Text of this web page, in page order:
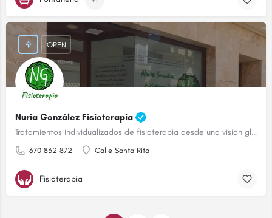
Nuria González Fisioterapia
Tratamientos individualizados de fisioterapia desde una visión global
670 832 872 Calle Santa Rita
OPEN
Fisioterapia